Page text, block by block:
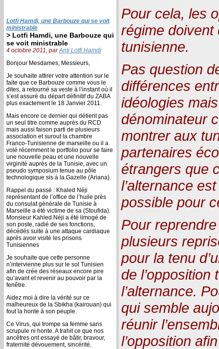
Lotfi Hamdi, une Barbouze qui se voit
ministrable
> Lotfi Hamdi, une Barbouze qui
se voit ministrable
4 octobre 2011, parAnti Lotfi Hamdi
Bonjour Mesdames, Messieurs,
Je souhaite attirer votre attention sur le
faite que ce Barbouze comme vous le
dites, a retourné sa veste à l’instant où il
s’est assuré du départ définitif du ZABA
plus exactement le 18 Janvier 2011.
Mais encore ce dernier qui détient pas
un seul titre comme auprès du RCD
mais aussi faison parti de plusieurs
association et surout la chambre
Franco-Tunisienne de marseille ou il a
volé récemment le portfolio pour se faire
une nouvelle peau et une nouvelle
virginité auprès de la Tunisie, avec un
pseudo symposium tenue au pôle
technologique sis à la Gazelle (Ariana).
Rappel du passé : Khaled Néji
représentant de l’office de l’huile près
du consulat générale de Tunisie à
Marseille a été victime de sa (Stoufida).
Monsieur Kahled Néji a été limogé de
son poste, radié de ses fonctions,
décédés suite à une attaque cardiaque
après avoir visité les prisons
Tunisiennes
Je souhaite que cette personne
n’intervienne plus sur le sol Tunisien
afin de crée des réseaux encore pire
qu’avant et revenir au pouvoir par la
fenêtre.
Aidez moi à dire la vérité sur ce
malheureux de la Sbikha (kairouan) qui
fout la honte à son peuple.
Ce Virus, qui trompe sa femme sans
scrupule ni honte. A trahit ce que nos
ancêtres ont essayé de bâtir, bravour,
fraternité dévouement, sincérité.
Pour cela, les
régime doivent
tunisienne.
Pas question
différences
idéologies
dénominateur
montrer aux
partenaires
étrangers que
l’alternance
possible pour
Pour
plusieurs
pour la tenu
de
l’alternance.
qui semble
réunir
l’opposition